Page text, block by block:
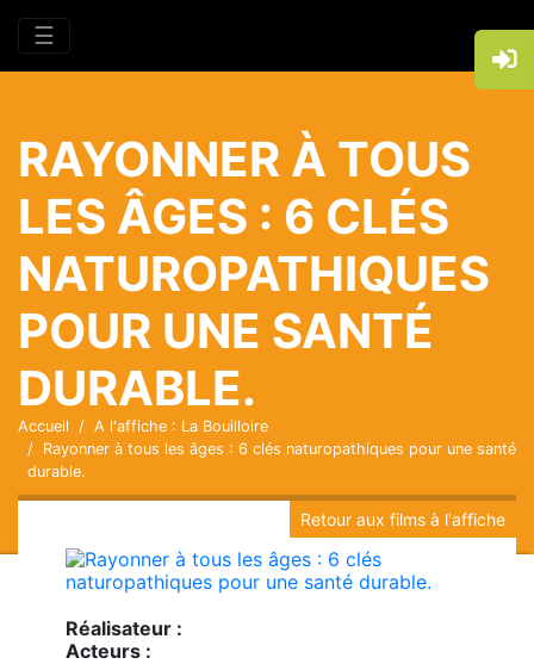
☰
RAYONNER À TOUS
LES ÂGES : 6 CLÉS
NATUROPATHIQUES
POUR UNE SANTÉ
DURABLE.
Accueil
A l'affiche : La Bouilloire
Rayonner à tous les âges : 6 clés naturopathiques pour une santé
durable.
Retour aux films à l'affiche
Réalisateur :
Acteurs :